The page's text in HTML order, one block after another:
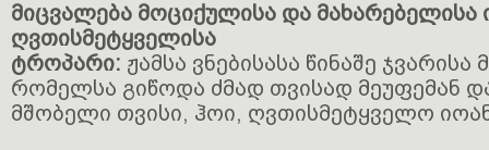
მიცვალება მოციქულისა და მახარებელისა
ღვთისმეტყველისა
ტროპარი: ჟამსა ვნებისასა წინაშე
რომელსა გიწოდა ძმად თვისად მეუფემან
მშობელი თვისი, ჰოი, ღვთისმეტყველო